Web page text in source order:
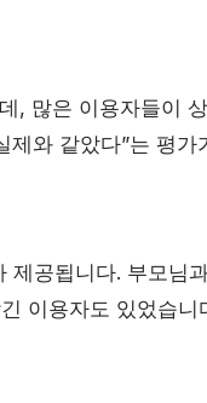
, 많은 이용자들이
와 같았다”는 평가
공됩니다. 부모님
이용자도 있었습니